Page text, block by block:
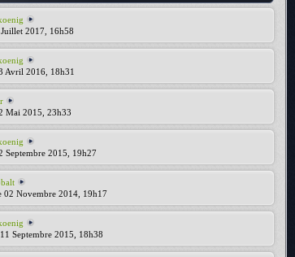
2017, 16h58
Avril 2016, 18h31
Mai 2015, 23h33
Septembre 2015, 19h27
02 Novembre 2014, 19h17
Septembre 2015, 18h38